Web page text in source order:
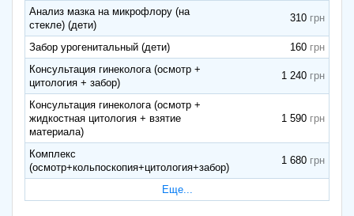
Анализ мазка на микрофлору (на
стекле) (дети)
310
Забор урогенитальный (дети)
160
Консультация гинеколога (осмотр +
цитология + забор)
1 240
Консультация гинеколога (осмотр +
жидкостная цитология + взятие
материала)
1 590
Комплекс
(осмотр+кольпоскопия+цитология+забор)
1 680
Еще...